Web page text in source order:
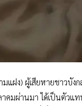
ฝง) ผู้เสียหายชาวบัง
คมผ่านมา ได้เป็นตัวแ